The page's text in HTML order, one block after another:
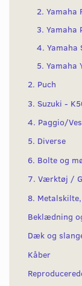
2. Yamaha
3. Yamaha
4. Yamaha
5. Yamaha
2. Puch
3. Suzuki -
4. Paggio/
5. Diverse
6. Bolte og
7. Værktøj /
8.
Beklædning
Dæk og
Kåber